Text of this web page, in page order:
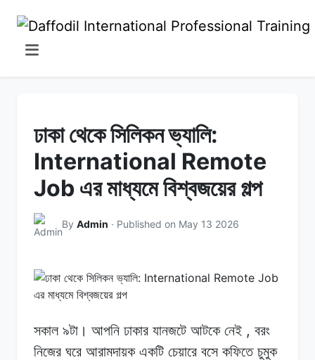
ঢাকা থেকে সিলিকন ভ্যালি:
International Remote
Job এর মাধ্যমে বিশ্বজয়ের গল্প
By Admin · Published on May 13 2026
সকাল ৯টা। আপনি ঢাকার যানজটে আটকে নেই, বরং
নিজের ঘরে আরামদায়ক একটি চেয়ারে বসে কফিতে চুমুক